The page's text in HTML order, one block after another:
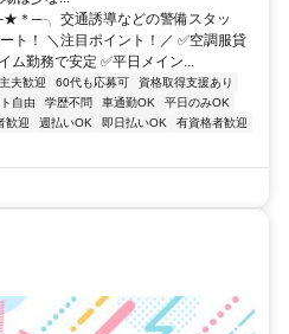
─╮ 交通誘導などの警備スタッ
ト！ ＼注目ポイント！／ ✅空調服貸
ム勤務で安定 ✅平日メイン...
夫歓迎 60代も応募可
資格取得支援あり
自由 学歴不問 車通勤OK
平日のみOK
歓迎 週払いOK 即日払いOK
有資格者歓迎